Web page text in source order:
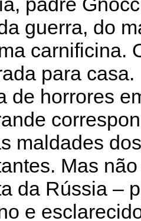
guerra, do
carnificina.
para
de horrores
maldades
Mas
da Rússia –
e